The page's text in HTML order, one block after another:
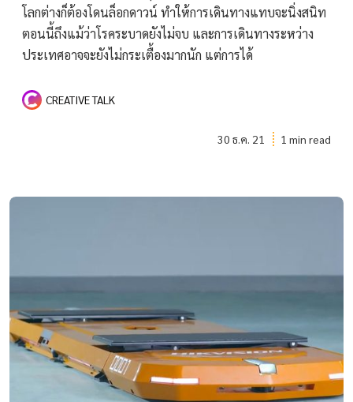
โลกต่างก็ต้องโดนล็อกดาวน์ ทำให้การเดินทางแทบจะนิ่งสนิท
ตอนนี้ถึงแม้ว่าโรคระบาดยังไม่จบ และการเดินทางระหว่าง
ประเทศอาจจะยังไม่กระเตื้องมากนัก แต่การได้
CREATIVE TALK
30 ธ.ค. 21 1 min read